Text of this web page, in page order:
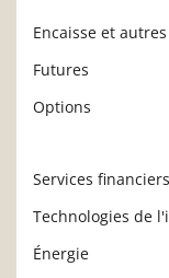
Encaisse et
Futures
Options
Services financiers
Technologies de
Énergie